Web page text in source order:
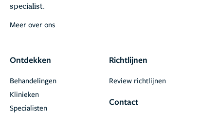
specialist.
Meer over ons
Ontdekken
Behandelingen
Klinieken
Specialisten
Richtlijnen
Review richtlijnen
Contact